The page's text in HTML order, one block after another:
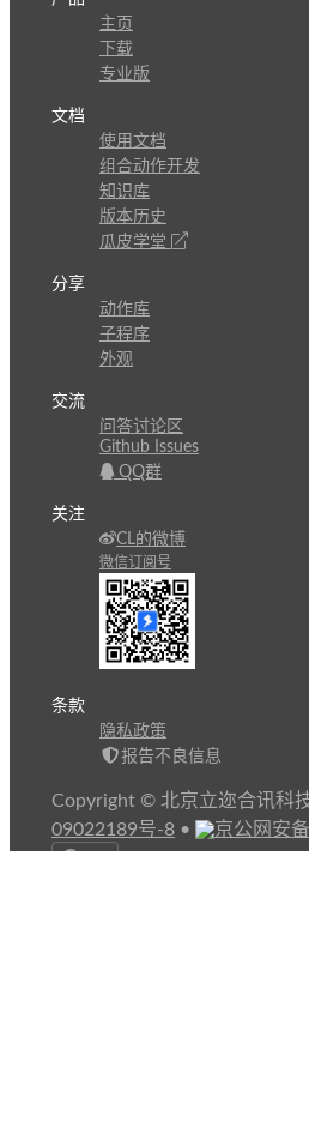
主页
下载
专业版
文档
使用文档
组合动作开发
知识库
版本历史
瓜皮学堂
分享
动作库
子程序
外观
交流
问答讨论区
Github Issues
QQ群
关注
CL的微博
微信订阅号
条款
隐私政策
报告不良信息
Copyright © 北京立迩合讯科
09022189号-8 • 京公网安